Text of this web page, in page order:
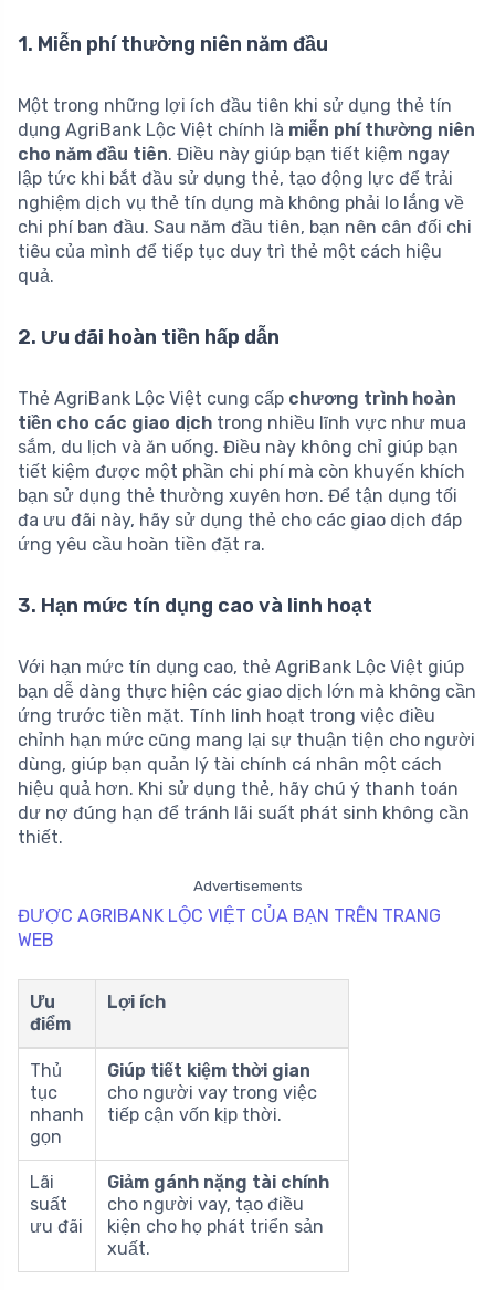
1. Miễn phí thường niên năm đầu
Một trong những lợi ích đầu tiên khi sử dụng thẻ tín
dụng AgriBank Lộc Việt chính là miễn phí thường niên
cho năm đầu tiên. Điều này giúp bạn tiết kiệm ngay
lập tức khi bắt đầu sử dụng thẻ, tạo động lực để trải
nghiệm dịch vụ thẻ tín dụng mà không phải lo lắng về
chi phí ban đầu. Sau năm đầu tiên, bạn nên cân đối chi
tiêu của mình để tiếp tục duy trì thẻ một cách hiệu
quả.
2. Ưu đãi hoàn tiền hấp dẫn
Thẻ AgriBank Lộc Việt cung cấp chương trình hoàn
tiền cho các giao dịch trong nhiều lĩnh vực như mua
sắm, du lịch và ăn uống. Điều này không chỉ giúp bạn
tiết kiệm được một phần chi phí mà còn khuyến khích
bạn sử dụng thẻ thường xuyên hơn. Để tận dụng tối
đa ưu đãi này, hãy sử dụng thẻ cho các giao dịch đáp
ứng yêu cầu hoàn tiền đặt ra.
3. Hạn mức tín dụng cao và linh hoạt
Với hạn mức tín dụng cao, thẻ AgriBank Lộc Việt giúp
bạn dễ dàng thực hiện các giao dịch lớn mà không cần
ứng trước tiền mặt. Tính linh hoạt trong việc điều
chỉnh hạn mức cũng mang lại sự thuận tiện cho người
dùng, giúp bạn quản lý tài chính cá nhân một cách
hiệu quả hơn. Khi sử dụng thẻ, hãy chú ý thanh toán
dư nợ đúng hạn để tránh lãi suất phát sinh không cần
thiết.
Advertisements
ĐƯỢC AGRIBANK LỘC VIỆT CỦA BẠN TRÊN TRANG
WEB
Ưu
điểm
Lợi ích
Thủ
tục
nhanh
gọn
Giúp tiết kiệm thời gian
cho người vay trong việc
tiếp cận vốn kịp thời.
Lãi
suất
ưu đãi
Giảm gánh nặng tài chính
cho người vay, tạo điều
kiện cho họ phát triển sản
xuất.